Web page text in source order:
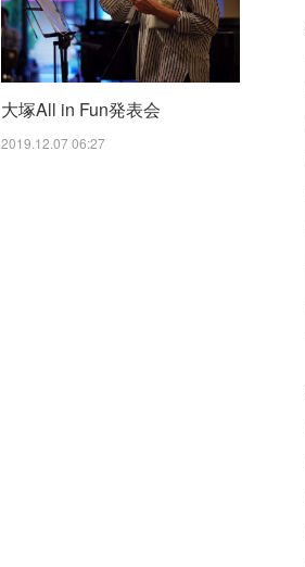
大塚All in Fun発表会
2019.12.07 06:27